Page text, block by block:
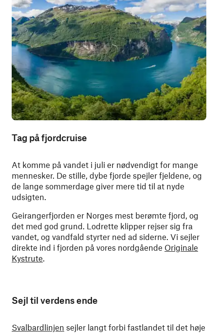
Tag på fjordcruise
At komme på vandet i juli er nødvendigt for mange
mennesker. De stille, dybe fjorde spejler fjeldene, og
de lange sommerdage giver mere tid til at nyde
udsigten.
Geirangerfjorden er Norges mest berømte fjord, og
det med god grund. Lodrette klipper rejser sig fra
vandet, og vandfald styrter ned ad siderne. Vi sejler
direkte ind i fjorden på vores nordgående Originale
Kystrute.
Sejl til verdens ende
Svalbardlinjen sejler langt forbi fastlandet til det høje